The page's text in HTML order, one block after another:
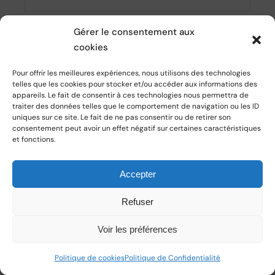
Gérer le consentement aux
cookies
Pour offrir les meilleures expériences, nous utilisons des technologies
telles que les cookies pour stocker et/ou accéder aux informations des
appareils. Le fait de consentir à ces technologies nous permettra de
traiter des données telles que le comportement de navigation ou les ID
uniques sur ce site. Le fait de ne pas consentir ou de retirer son
consentement peut avoir un effet négatif sur certaines caractéristiques
et fonctions.
Accepter
Refuser
Voir les préférences
Politique de cookiesPolitique de Confidentialité
LAISSER UN COMMENTAIRE
Related posts